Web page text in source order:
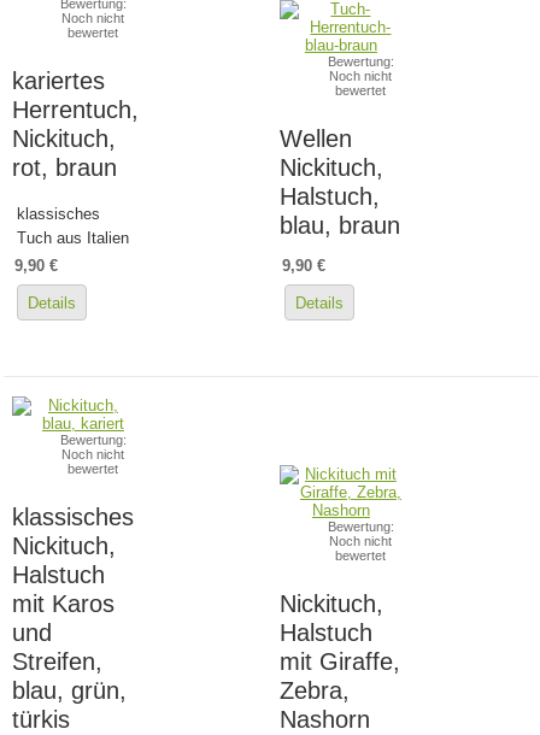
Bewertung:
Noch nicht
bewertet
kariertes
Herrentuch,
Nickituch,
rot, braun
klassisches
Tuch aus Italien
9,90 €
Details
Bewertung:
Noch nicht
bewertet
Wellen
Nickituch,
Halstuch,
blau, braun
9,90 €
Details
Bewertung:
Noch nicht
bewertet
klassisches
Nickituch,
Halstuch
mit Karos
und
Streifen,
blau, grün,
türkis
Bewertung:
Noch nicht
bewertet
Nickituch,
Halstuch
mit Giraffe,
Zebra,
Nashorn